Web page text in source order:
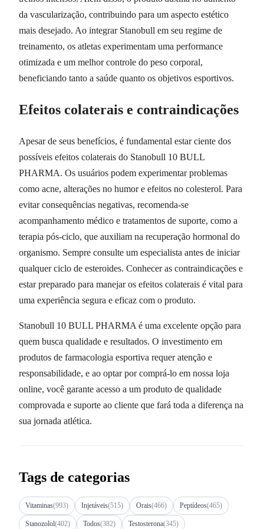
da vascularização, contribuindo para um aspecto estético
mais desejado. Ao integrar Stanobull em seu regime de
treinamento, os atletas experimentam uma performance
otimizada e um melhor controle do peso corporal,
beneficiando tanto a saúde quanto os objetivos esportivos.
Efeitos colaterais e contraindicações
Apesar de seus benefícios, é fundamental estar ciente dos
possíveis efeitos colaterais do Stanobull 10 BULL
PHARMA. Os usuários podem experimentar problemas
como acne, alterações no humor e efeitos no colesterol. Para
evitar consequências negativas, recomenda-se
acompanhamento médico e tratamentos de suporte, como a
terapia pós-ciclo, que auxiliam na recuperação hormonal do
organismo. Sempre consulte um especialista antes de iniciar
qualquer ciclo de esteroides. Conhecer as contraindicações e
estar preparado para manejar os efeitos colaterais é vital para
uma experiência segura e eficaz com o produto.
Stanobull 10 BULL PHARMA é uma excelente opção para
quem busca qualidade e resultados. O investimento em
produtos de farmacologia esportiva requer atenção e
responsabilidade, e ao optar por comprá-lo em nossa loja
online, você garante acesso a um produto de qualidade
comprovada e suporte ao cliente que fará toda a diferença na
sua jornada atlética.
Tags de categorias
Vitaminas(993) Injetáveis(515) Orais(466) Peptídeos(465)
Stanozolol(402) Todos(382) Testosterona(345)